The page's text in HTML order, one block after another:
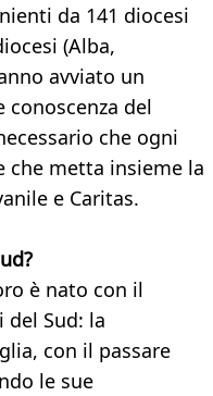
da 141 diocesi
(Alba,
avviato un
del
che ogni
che metta insieme la
e Caritas.
è nato con il
Sud: la
con il passare
le sue